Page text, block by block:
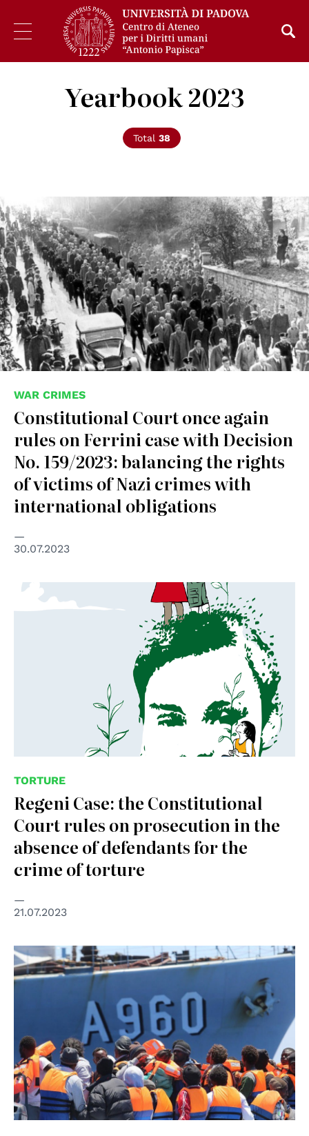
Yearbook 2023
Total 38
© Bundesarchiv
WAR CRIMES
Constitutional Court once again
rules on Ferrini case with Decision
No. 159/2023: balancing the rights
of victims of Nazi crimes with
international obligations
30.07.2023
© disegno di Mauro Biani
TORTURE
Regeni Case: the Constitutional
Court rules on prosecution in the
absence of defendants for the
crime of torture
21.07.2023
© OIM